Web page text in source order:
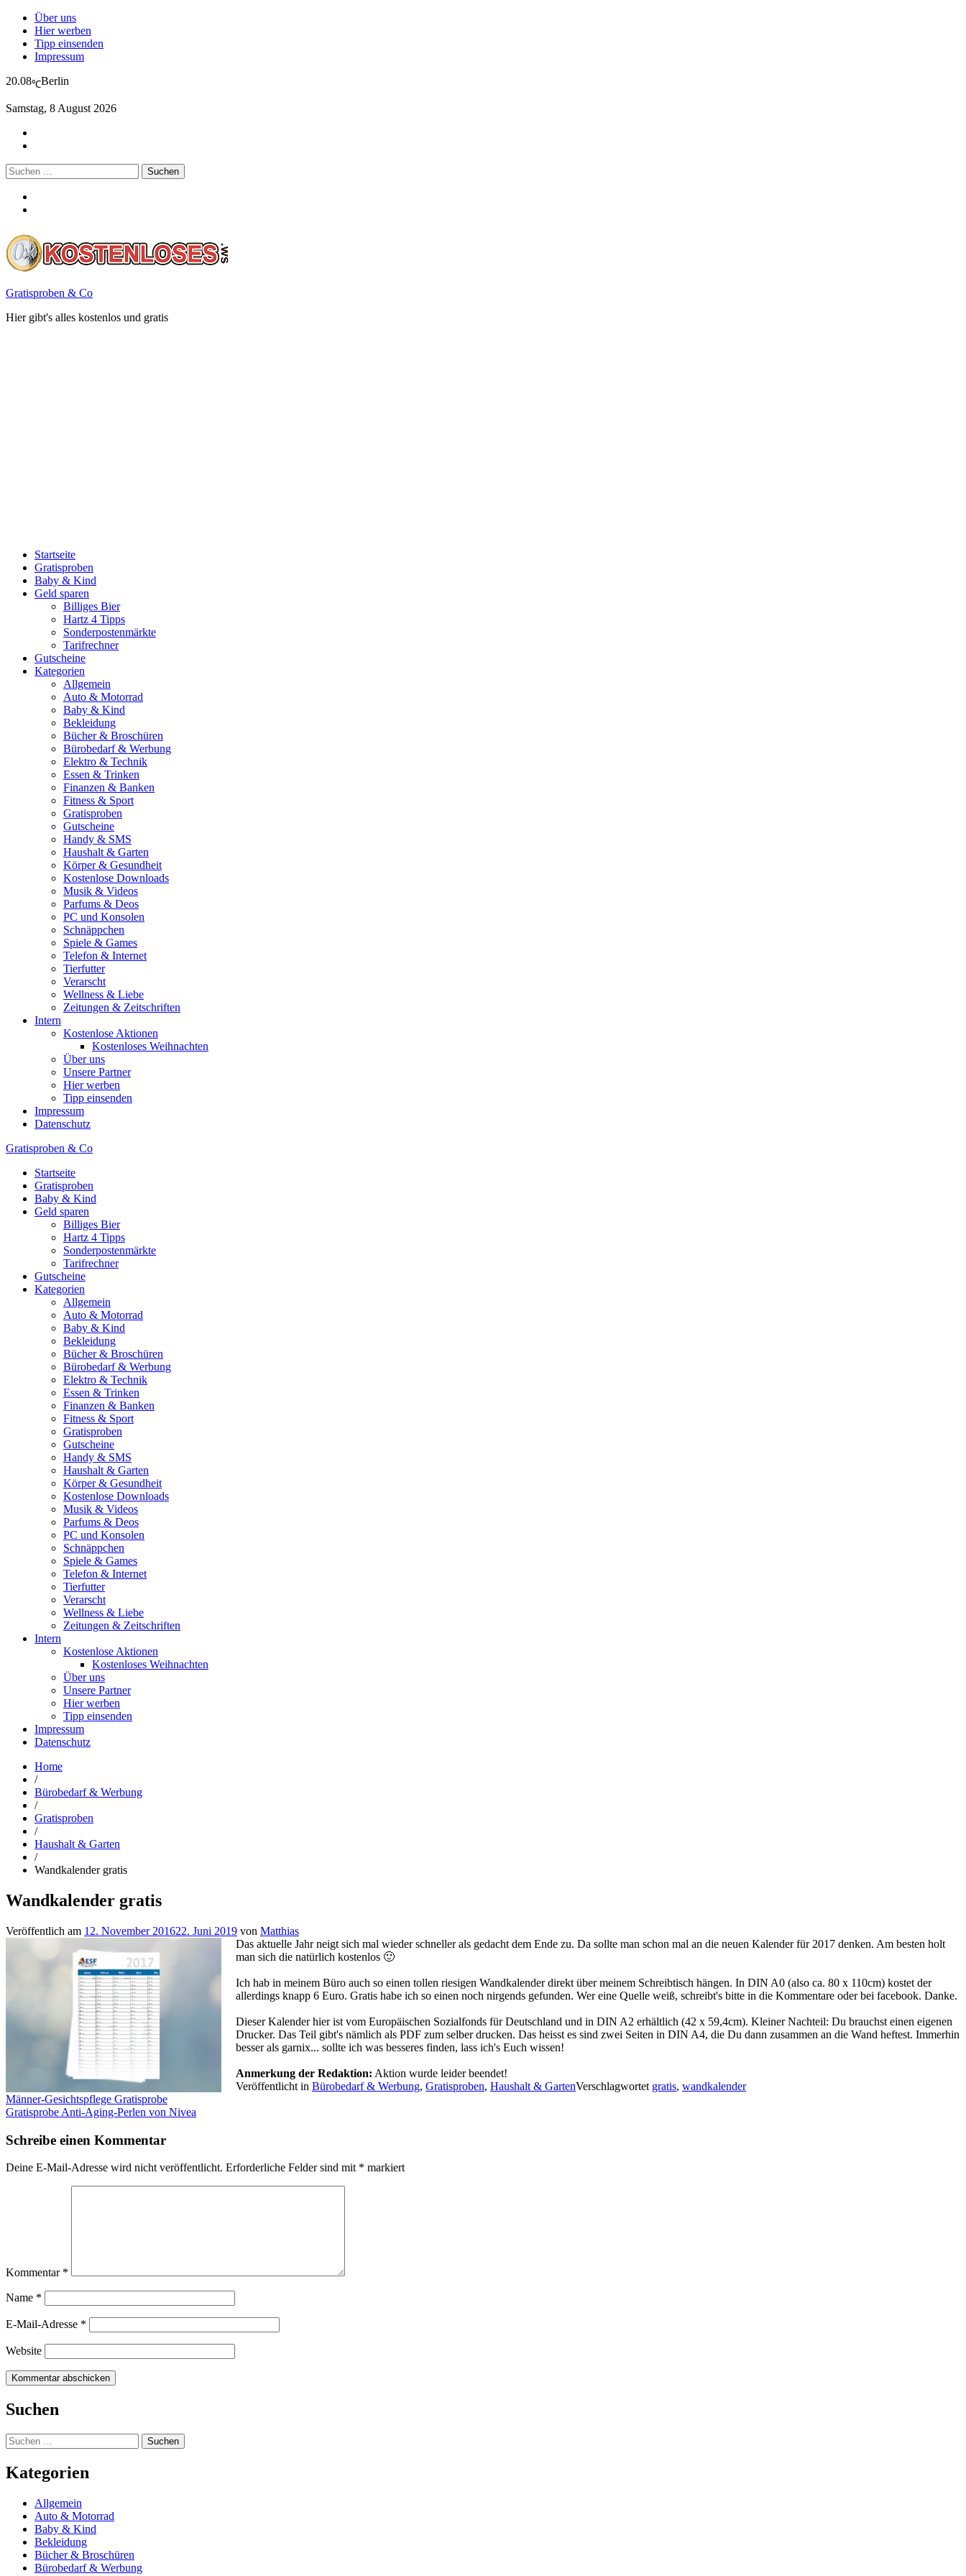
Über uns
Hier werben
Tipp einsenden
Impressum
20.08℃Berlin
Samstag, 8 August 2026
Suchen
nach:
Gratisproben & Co
Hier gibt's alles kostenlos und gratis
Startseite
Gratisproben
Baby & Kind
Geld sparen
Billiges Bier
Hartz 4 Tipps
Sonderpostenmärkte
Tarifrechner
Gutscheine
Kategorien
Allgemein
Auto & Motorrad
Baby & Kind
Bekleidung
Bücher & Broschüren
Bürobedarf & Werbung
Elektro & Technik
Essen & Trinken
Finanzen & Banken
Fitness & Sport
Gratisproben
Gutscheine
Handy & SMS
Haushalt & Garten
Körper & Gesundheit
Kostenlose Downloads
Musik & Videos
Parfums & Deos
PC und Konsolen
Schnäppchen
Spiele & Games
Telefon & Internet
Tierfutter
Verarscht
Wellness & Liebe
Zeitungen & Zeitschriften
Intern
Kostenlose Aktionen
Kostenloses Weihnachten
Über uns
Unsere Partner
Hier werben
Tipp einsenden
Impressum
Datenschutz
Gratisproben & Co
Startseite
Gratisproben
Baby & Kind
Geld sparen
Billiges Bier
Hartz 4 Tipps
Sonderpostenmärkte
Tarifrechner
Gutscheine
Kategorien
Allgemein
Auto & Motorrad
Baby & Kind
Bekleidung
Bücher & Broschüren
Bürobedarf & Werbung
Elektro & Technik
Essen & Trinken
Finanzen & Banken
Fitness & Sport
Gratisproben
Gutscheine
Handy & SMS
Haushalt & Garten
Körper & Gesundheit
Kostenlose Downloads
Musik & Videos
Parfums & Deos
PC und Konsolen
Schnäppchen
Spiele & Games
Telefon & Internet
Tierfutter
Verarscht
Wellness & Liebe
Zeitungen & Zeitschriften
Intern
Kostenlose Aktionen
Kostenloses Weihnachten
Über uns
Unsere Partner
Hier werben
Tipp einsenden
Impressum
Datenschutz
Home
/
Bürobedarf & Werbung
/
Gratisproben
/
Haushalt & Garten
/
Wandkalender gratis
Wandkalender gratis
Veröffentlich am 12. November 201622. Juni 2019 von Matthias
Das aktuelle Jahr neigt sich mal wieder schneller als gedacht dem Ende zu. Da sollte man schon mal an die neuen Kalender für 2017 denken. Am besten holt
man sich die natürlich kostenlos 🙂
Ich hab in meinem Büro auch so einen tollen riesigen Wandkalender direkt über meinem Schreibtisch hängen. In DIN A0 (also ca. 80 x 110cm) kostet der
allerdings knapp 6 Euro. Gratis habe ich so einen noch nirgends gefunden. Wer eine Quelle weiß, schreibt's bitte in die Kommentare oder bei facebook. Danke.
Dieser Kalender hier ist vom Europäischen Sozialfonds für Deutschland und in DIN A2 erhältlich (42 x 59,4cm). Kleiner Nachteil: Du brauchst einen eigenen
Drucker. Das Teil gibt's nämlich als PDF zum selber drucken. Das heisst es sind zwei Seiten in DIN A4, die Du dann zusammen an die Wand heftest. Immerhin
besser als garnix... sollte ich was besseres finden, lass ich's Euch wissen!
Anmerkung der Redaktion: Aktion wurde leider beendet!
Veröffentlicht in Bürobedarf & Werbung, Gratisproben, Haushalt & GartenVerschlagwortet gratis, wandkalender
Beitragsnavigation
Männer-Gesichtspflege Gratisprobe
Gratisprobe Anti-Aging-Perlen von Nivea
Schreibe einen Kommentar
Deine E-Mail-Adresse wird nicht veröffentlicht. Erforderliche Felder sind mit * markiert
Kommentar *
Name *
E-Mail-Adresse *
Website
Suchen
Suchen
nach:
Kategorien
Allgemein
Auto & Motorrad
Baby & Kind
Bekleidung
Bücher & Broschüren
Bürobedarf & Werbung